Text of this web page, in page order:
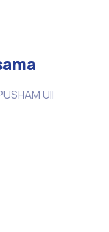
UII